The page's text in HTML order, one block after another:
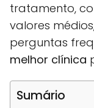
tratamento,
valores
perguntas
melhor clínica
Sumário